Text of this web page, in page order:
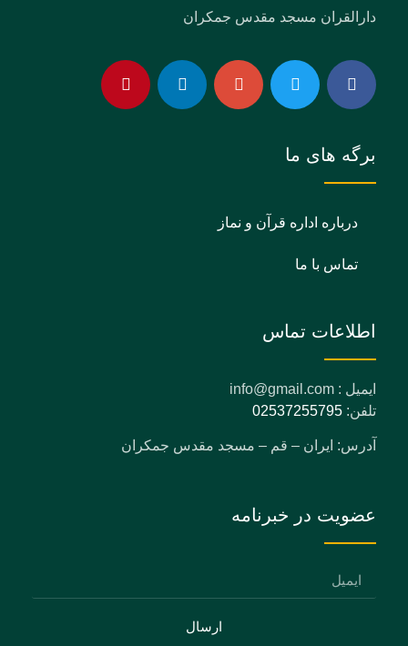
دارالقران مسجد مقدس جمکران
برگه های ما
درباره اداره قرآن و نماز
تماس با ما
اطلاعات تماس
ایمیل : info@gmail.com
تلفن: 02537255795
آدرس: ایران – قم – مسجد مقدس جمکران
عضویت در خبرنامه
ارسال